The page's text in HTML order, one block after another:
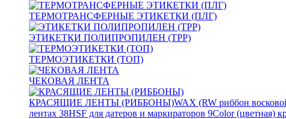
ТЕРМОТРАНСФЕРНЫЕ ЭТИКЕТКИ (ПЛГ)
ЭТИКЕТКИ ПОЛИПРОПИЛЕН (TPP)
ТЕРМОЭТИКЕТКИ (ТОП)
ЧЕКОВАЯ ЛЕНТА
КРАСЯЩИЕ ЛЕНТЫ (РИББОНЫ)WAX (RW риббон
лентах 38HSF для датеров и маркираторов 9Color (цветная)